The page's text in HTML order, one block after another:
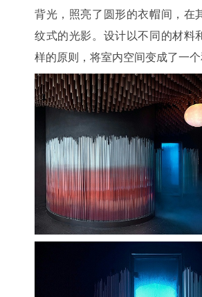
背光，照亮了圆形的衣帽间，在
纹式的光影。设计以不同的材料
样的原则，将室内空间变成了一个